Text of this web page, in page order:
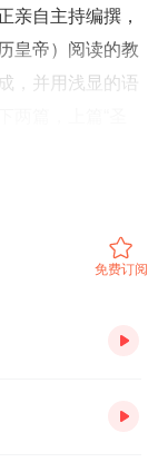
亲自主持编撰，
皇帝）阅读的教
，并用浅显的语
列举了历代帝王
线条简单，轮廓
免费订阅